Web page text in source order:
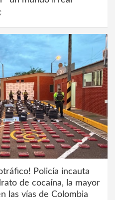
Policía incauta
de cocaína, la mayor
las vías de Colombia